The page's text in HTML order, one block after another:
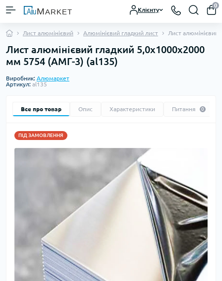
Клієнту
0
Лист алюмінієвий Алюмінієвий гладкий лист Лист
Лист алюмінієвий гладкий 5,0х1000х2000
мм 5754 (АМГ-3) (al135)
Виробник: Алюмаркет
Артикул: al135
Все про товар Опис Характеристики Питання 0
ПІД ЗАМОВЛЕННЯ